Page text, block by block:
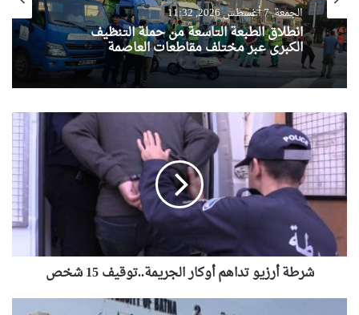
الجمعة, 7 أغسطس 2026, 11:32
انطلاق الطبعة التاسعة من حملة التنظيف
الكبرى عبر مختلف مقاطعات العاصمة
شرطة
أرزيو
تداهم
أوكار
الجريمة..توقيف
15
شخص
شرطة أرزيو تداهم أوكار الجريمة..توقيف 15 شخص